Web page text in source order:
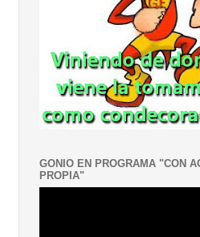
GONIO EN PROGRAMA "CON
PROPIA"